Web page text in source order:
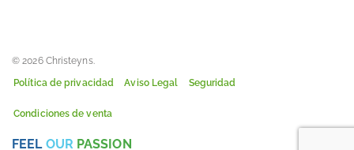
© 2026 Christeyns.
Política de privacidad
Aviso Legal Seguridad
Condiciones de venta
FEEL OUR PASSION